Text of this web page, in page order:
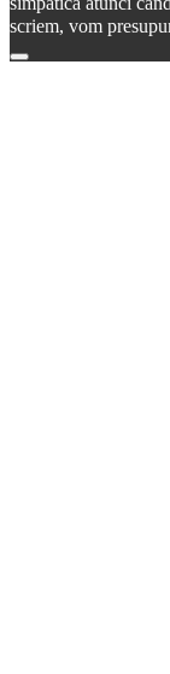
scriem, vom